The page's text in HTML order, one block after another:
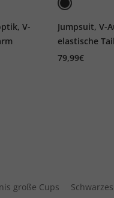
V-
Jumpsuit, V-
elastische
Fledermaus-
79,99€
große Cups